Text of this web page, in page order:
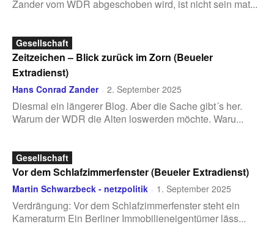
Zander vom WDR abgeschoben wird, ist nicht sein mat...
Gesellschaft
Zeitzeichen – Blick zurück im Zorn (Beueler
Extradienst)
Hans Conrad Zander - 2. September 2025
Diesmal ein längerer Blog. Aber die Sache gibt´s her.
Warum der WDR die Alten loswerden möchte. Waru...
Gesellschaft
Vor dem Schlafzimmerfenster (Beueler Extradienst)
Martin Schwarzbeck - netzpolitik - 1. September 2025
Verdrängung: Vor dem Schlafzimmerfenster steht ein
Kameraturm Ein Berliner Immobilieneigentümer läss...